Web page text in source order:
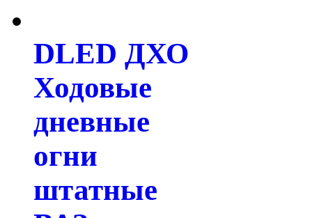
DLED ДХО
Ходовые
дневные
огни
штатные